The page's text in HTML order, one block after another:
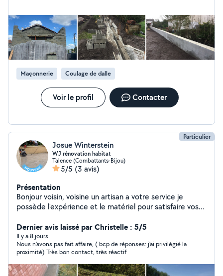
Maçonnerie Coulage de dalle
Voir le profil Contacter
Particulier
Josue Winterstein
WJ rénovation habitat
Talence (Combattants-Bijou)
5/5 (3 avis)
Présentation
Bonjour voisin, voisine un artisan a votre service je
possède l'expérience et le matériel pour satisfaire vos
intervention rapide des placements et devis gratuits je
reste à votre disposition cordialement.josuè l'artisan
Dernier avis laissé par Christelle : 5/5
Il y a 8 jours
Nous n'avons pas fait affaire, ( bcp de réponses: j'ai privilégié la
proximité) Très bon contact, très réactif